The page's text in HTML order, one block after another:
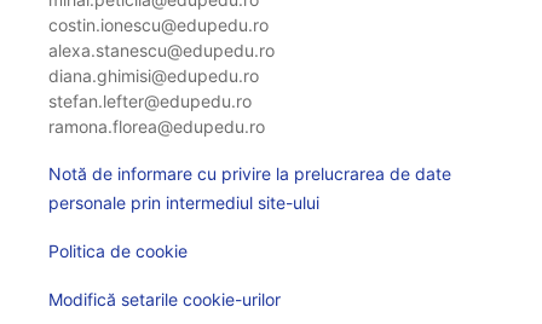
costin.ionescu@edupedu.ro
alexa.stanescu@edupedu.ro
diana.ghimisi@edupedu.ro
stefan.lefter@edupedu.ro
ramona.florea@edupedu.ro
Notă de informare cu privire la prelucrarea de date
personale prin intermediul site-ului
Politica de cookie
Modifică setarile cookie-urilor